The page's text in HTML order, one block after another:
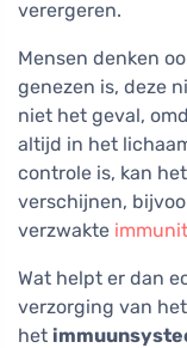
verergeren.
Mensen denken
genezen is, deze
niet het geval,
altijd in het
controle is, kan
verschijnen,
verzwakte
Wat helpt er dan
verzorging van
het